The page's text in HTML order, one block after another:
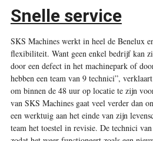
Snelle service
SKS Machines werkt in heel de Benelux
flexibiliteit. Want geen enkel bedrijf kan
door een defect in het machinepark of
hebben een team van 9 technici”,
om binnen de 48 uur op locatie te zijn
van SKS Machines gaat veel verder dan
een werktuig aan het einde van zijn
team het toestel in revisie. De technici